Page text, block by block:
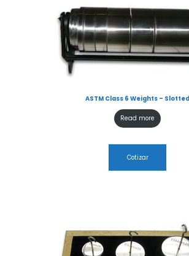
ASTM Class 6 Weights – Slotted
Read more
Cotizar